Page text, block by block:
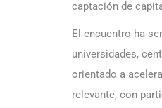
captación de
El encuentro ha
universidades,
orientado a
relevante, con